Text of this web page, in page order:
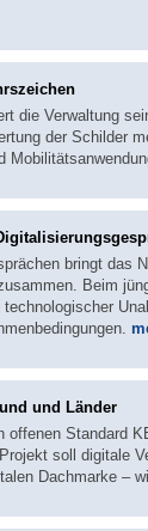
die Verwaltung
der Schilder
bringt das
Beim
und Länder
offenen Standard
soll digitale
Dachmarke –